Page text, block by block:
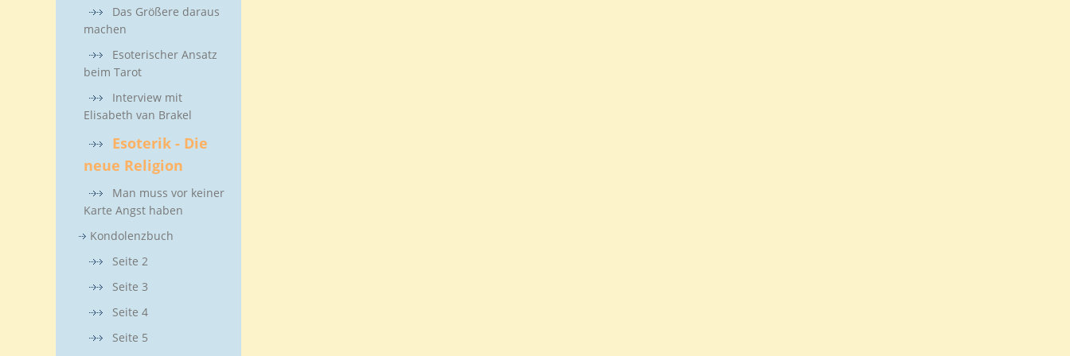
Das Größere daraus
machen
Esoterischer Ansatz
beim Tarot
Interview mit
Elisabeth van Brakel
Esoterik - Die
neue Religion
Man muss vor keiner
Karte Angst haben
Kondolenzbuch
Seite 2
Seite 3
Seite 4
Seite 5